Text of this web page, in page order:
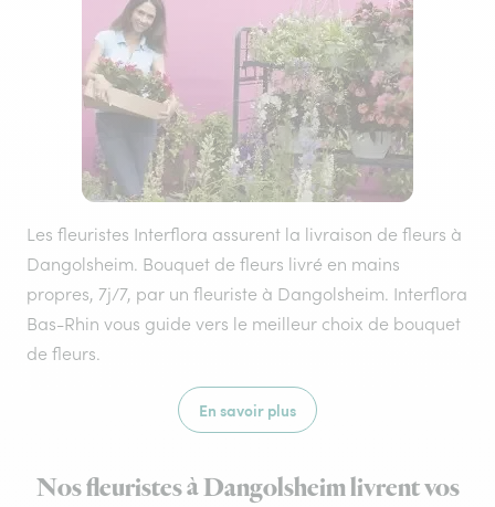
Les fleuristes Interflora assurent la livraison de fleurs à
Dangolsheim. Bouquet de fleurs livré en mains
propres, 7j/7, par un fleuriste à Dangolsheim. Interflora
Bas-Rhin vous guide vers le meilleur choix de bouquet
de fleurs.
En savoir plus
Nos fleuristes à Dangolsheim livrent vos